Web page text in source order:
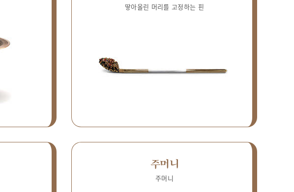
땋아올린 머리를 고정하는 핀
주머니
주머니